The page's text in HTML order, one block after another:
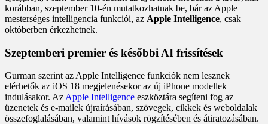
korábban, szeptember 10-én mutatkozhatnak be, bár az Apple
mesterséges intelligencia funkciói, az Apple Intelligence, csak
októberben érkezhetnek.
Szeptemberi premier és későbbi AI frissítések
Gurman szerint az Apple Intelligence funkciók nem lesznek
elérhetők az iOS 18 megjelenésekor az új iPhone modellek
indulásakor. Az Apple Intelligence eszköztára segíteni fog az
üzenetek és e-mailek újraírásában, szövegek, cikkek és weboldalak
összefoglalásában, valamint hívások rögzítésében és átiratozásában.